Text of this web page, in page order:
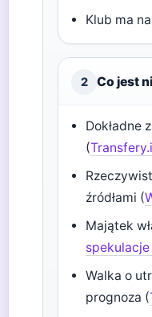
Klub ma
2 Co jest
Dokładne
(
źródłami (
Majątek
Walka o
prognoza (